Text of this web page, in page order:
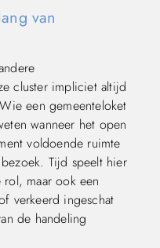
van
cluster impliciet altijd
een gemeenteloket
wanneer het open
voldoende ruimte
Tijd speelt hier
maar ook een
verkeerd ingeschat
de handeling